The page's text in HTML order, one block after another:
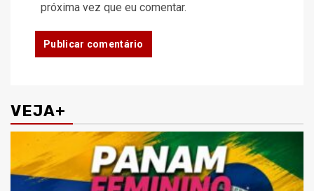
próxima vez que eu comentar.
VEJA+